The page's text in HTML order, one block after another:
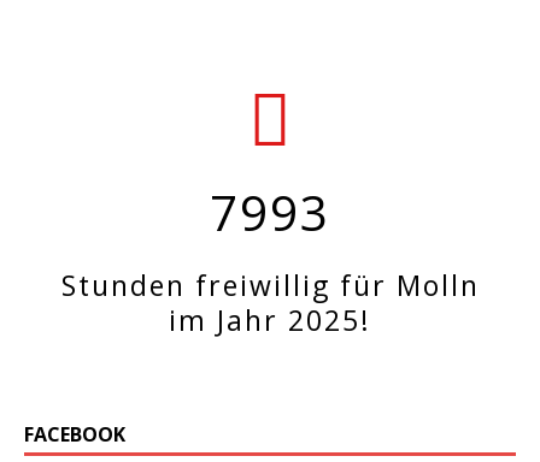
7993
Stunden freiwillig für Molln
im Jahr 2025!
FACEBOOK